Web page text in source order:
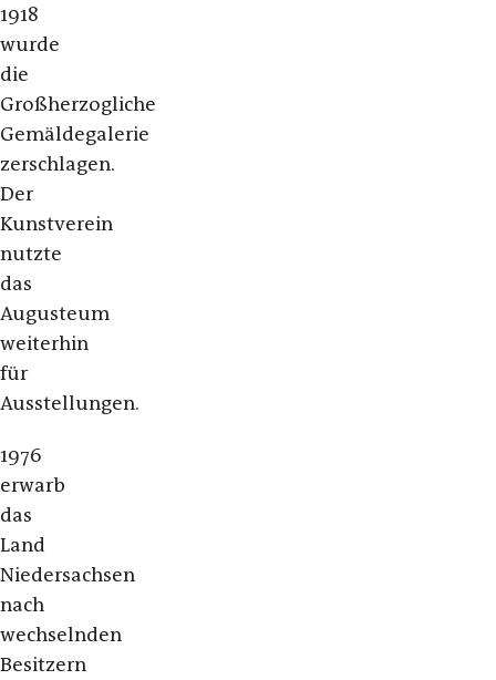
1918
wurde
die
Großherzogliche
Gemäldegalerie
zerschlagen.
Der
Kunstverein
nutzte
das
Augusteum
weiterhin
für
Ausstellungen.
1976
erwarb
das
Land
Niedersachsen
nach
wechselnden
Besitzern